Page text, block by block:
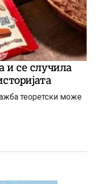
и се случила
теоретски може